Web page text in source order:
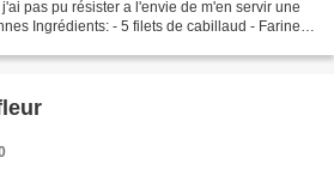
pas pu résister a l'envie de m'en servir une
Ingrédients: - 5 filets de cabillaud - Farine -